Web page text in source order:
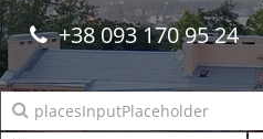
+38 093 170 95 24